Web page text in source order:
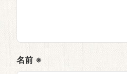
名前 ※